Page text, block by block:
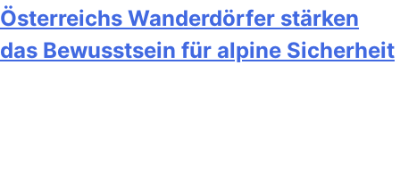
Österreichs Wanderdörfer stärken
das Bewusstsein für alpine Sicherheit